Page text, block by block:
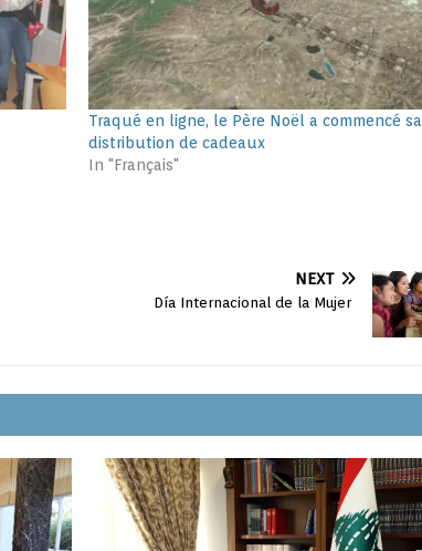
Traqué en ligne, le Père Noël a commencé sa
distribution de cadeaux
In "Français"
NEXT
Día Internacional de la Mujer